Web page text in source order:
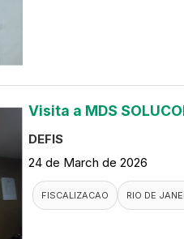
Visita a MDS
DEFIS
24 de March de 2026
FISCALIZACAO RIO DE